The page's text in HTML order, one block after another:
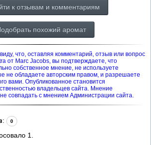
к отзывам и комментариям
похожий аромат
что, оставляя комментарий, отзыв или вопрос
от Marc Jacobs, вы подтверждаете, что
собственное мнение, не используете
не обладаете авторским правом, и разрешаете
вами. Опубликованное становится
владельцев сайта. Мнение
совпадать с мнением Администрации сайта.
: 0
1